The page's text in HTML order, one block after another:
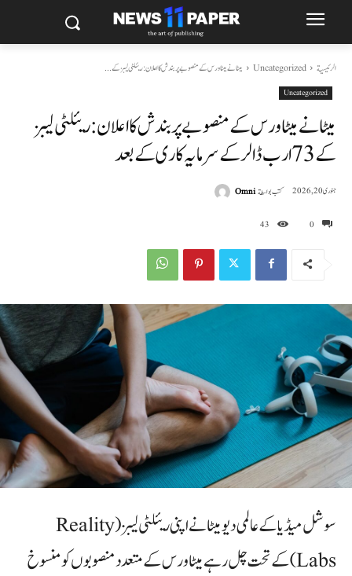
الرئيسية Uncategorized میٹا نے میٹاورس کے منصوبے پر بندش کا اعلان: ریئلٹی لیبز کے...
Uncategorized
میٹا نے میٹاورس کے منصوبے پر بندش کا اعلان: ریئلٹی لیبز
کے 73 ارب ڈالر کے سرمایہ کاری کے بعد
0
43
جنوری 20, 2026 كتب بواسطةOmni
سوشل میڈیا کے عالمی دیو میٹا نے اپنی ریئلٹی لیبز (Reality
Labs) کے تحت چل رہے میٹاورس کے متعدد منصوبوں کو منسوخ